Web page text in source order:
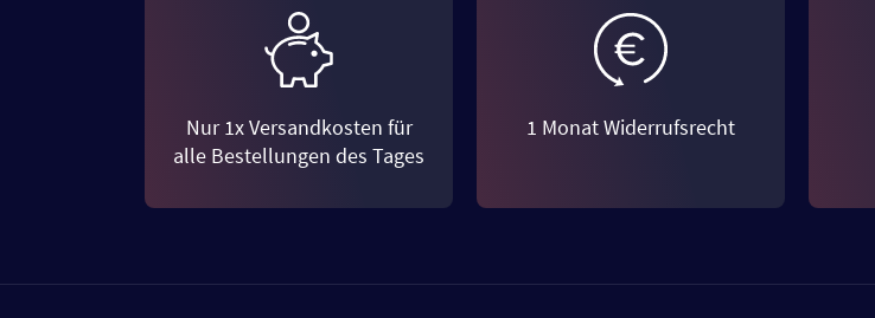
Nur 1x Versandkosten für
alle Bestellungen des Tages
1 Monat Widerrufsrecht